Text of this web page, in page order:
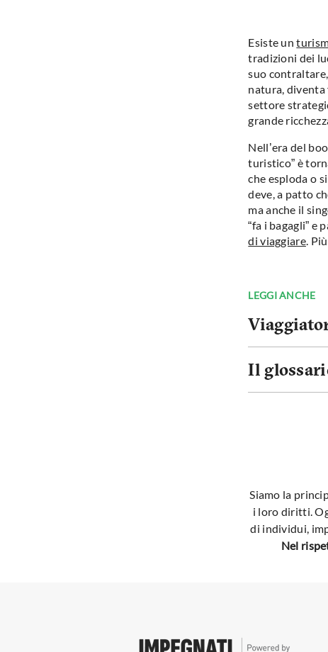
Esiste un
tradizioni dei
suo contraltare,
natura, diventa
settore
grande
Nell’era del
turistico” è
che esploda o
deve, a patto
ma anche il
“fa i bagagli” e
di viaggiare.
LEGGI ANCHE
Il
Siamo la
i loro diritti.
di individui,
Nel